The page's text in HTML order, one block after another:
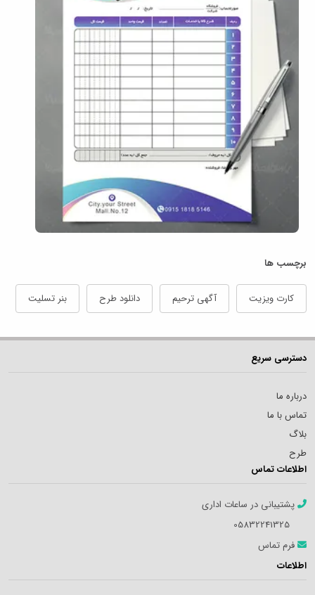
برچسب ها
کارت ویزیت آگهی ترحیم دانلود طرح بنر تسلیت
دسترسی سریع
درباره ما
تماس با ما
بلاگ
طرح
اطلاعات تماس
پشتیبانی در ساعات اداری
05832241325
فرم تماس
اطلاعات